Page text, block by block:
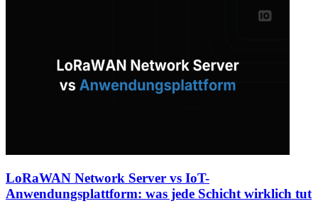
LoRaWAN Network Server vs IoT-
Anwendungsplattform: was jede Schicht wirklich tut